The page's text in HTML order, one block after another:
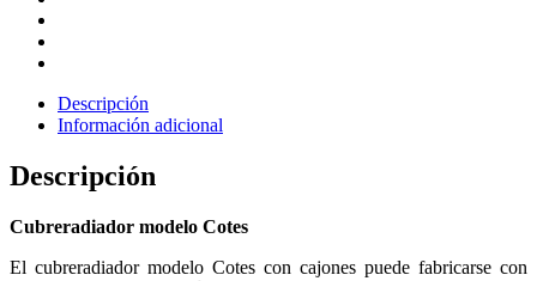
Descripción
Información adicional
Descripción
Cubreradiador modelo Cotes
El cubreradiador modelo Cotes con cajones puede fabricarse con